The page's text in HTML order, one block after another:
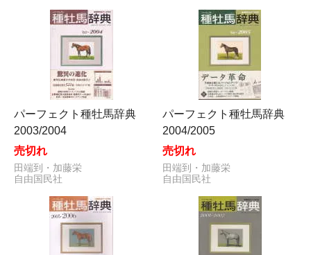
パーフェクト種牡馬辞典
2003/2004
売切れ
田端到・加藤栄
自由国民社
パーフェクト種牡馬辞典
2004/2005
売切れ
田端到・加藤栄
自由国民社